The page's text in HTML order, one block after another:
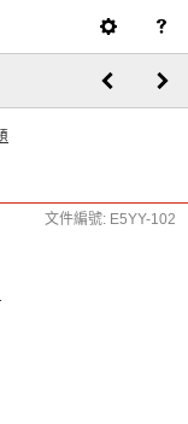
文件編號: E5YY-102